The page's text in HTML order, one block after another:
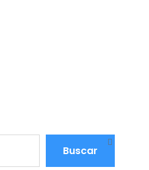
Buscar